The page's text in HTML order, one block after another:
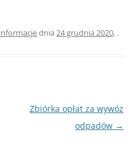
informacjednia 24 grudnia 2020, .
Zbiórka opłat za wywóz
odpadów →